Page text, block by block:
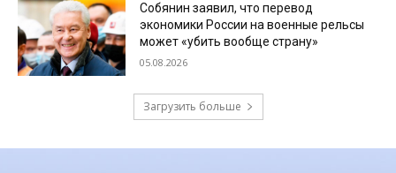
Собянин заявил, что перевод
экономики России на военные рельсы
может «убить вообще страну»
05.08.2026
Загрузить больше